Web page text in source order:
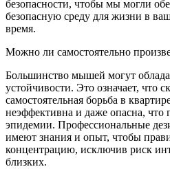
безопасности, чтобы мы могли
безопасную среду для жизни в
время.
Можно ли самостоятельно
Большинство мышей могут
устойчивости. Это означает, что
самостоятельная борьба в
неэффективна и даже опасна, что
эпидемии. Профессиональные
имеют знания и опыт, чтобы
концентрацию, исключив риск
близких.